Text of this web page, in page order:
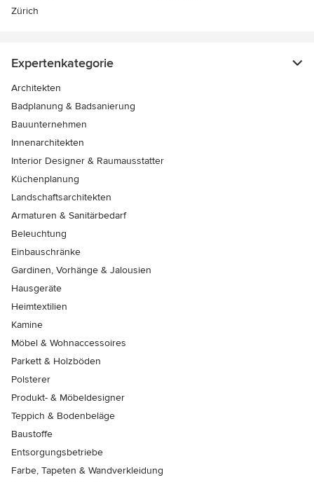
Zürich
Expertenkategorie
Architekten
Badplanung & Badsanierung
Bauunternehmen
Innenarchitekten
Interior Designer & Raumausstatter
Küchenplanung
Landschaftsarchitekten
Armaturen & Sanitärbedarf
Beleuchtung
Einbauschränke
Gardinen, Vorhänge & Jalousien
Hausgeräte
Heimtextilien
Kamine
Möbel & Wohnaccessoires
Parkett & Holzböden
Polsterer
Produkt- & Möbeldesigner
Teppich & Bodenbeläge
Baustoffe
Entsorgungsbetriebe
Farbe, Tapeten & Wandverkleidung